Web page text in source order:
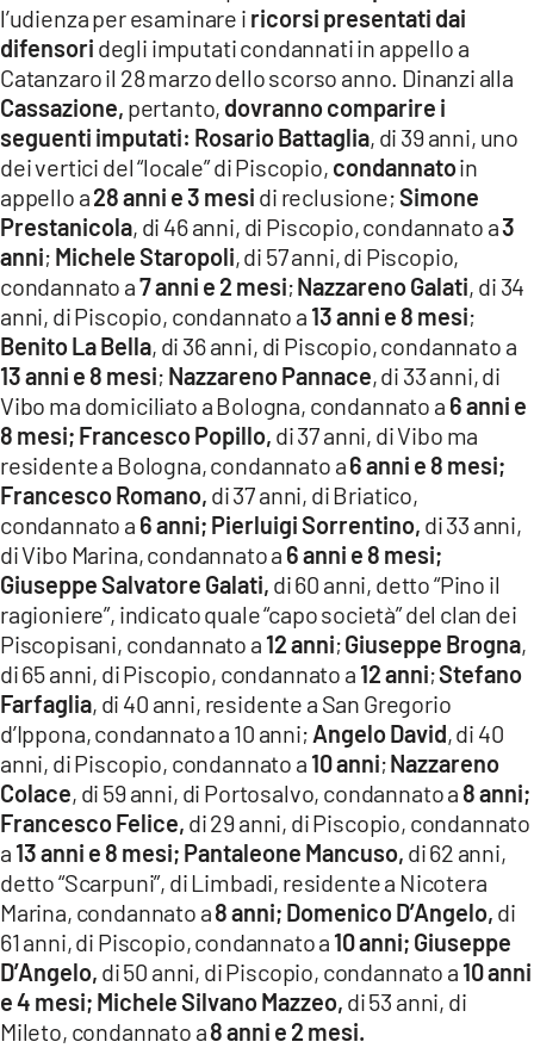
ANDROID
APPLE
l’udienza per esaminare i ricorsi presentati dai
difensori degli imputati condannati in appello a
Catanzaro il 28 marzo dello scorso anno. Dinanzi alla
Cassazione, pertanto, dovranno comparire i
seguenti imputati: Rosario Battaglia, di 39 anni, uno
dei vertici del “locale” di Piscopio, condannatoin
appello a28 anni e 3 mesi di reclusione;Simone
Prestanicola, di 46 anni, di Piscopio, condannato a3
anni; Michele Staropoli, di 57 anni, di Piscopio,
condannato a7 anni e 2 mesi;Nazzareno Galati, di 34
anni, di Piscopio, condannato a 13 anni e 8 mesi;
Benito La Bella, di 36 anni, di Piscopio, condannato a
13 anni e 8 mesi; Nazzareno Pannace, di 33 anni, di
Vibo ma domiciliato a Bologna, condannato a 6 anni e
8 mesi; Francesco Popillo, di 37 anni, di Vibo ma
residente a Bologna, condannato a6 anni e 8 mesi;
Francesco Romano, di 37 anni, di Briatico,
condannato a 6 anni; Pierluigi Sorrentino, di 33 anni,
di Vibo Marina, condannato a 6 anni e 8 mesi;
Giuseppe Salvatore Galati, di 60 anni, detto “Pino il
ragioniere”, indicato quale “capo società” del clan dei
Piscopisani, condannato a 12 anni;Giuseppe Brogna,
di 65 anni, di Piscopio, condannato a 12 anni;Stefano
Farfaglia, di 40 anni, residente a San Gregorio
d’Ippona, condannato a 10 anni; Angelo David, di 40
anni, di Piscopio, condannato a 10 anni;Nazzareno
Colace, di 59 anni, di Portosalvo, condannato a 8 anni;
Francesco Felice, di 29 anni, di Piscopio, condannato
a 13 anni e 8 mesi; Pantaleone Mancuso, di 62 anni,
detto “Scarpuni”, di Limbadi, residente a Nicotera
Marina, condannato a8 anni; Domenico D’Angelo, di
61 anni, di Piscopio, condannato a 10 anni; Giuseppe
D’Angelo, di 50 anni, di Piscopio, condannato a 10 anni
e 4 mesi; Michele Silvano Mazzeo, di 53 anni, di
Mileto, condannato a8 anni e 2 mesi.